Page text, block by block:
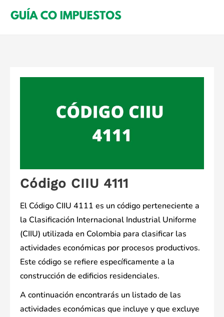
Código CIIU 4111
El Código CIIU 4111 es un código perteneciente a
la Clasificación Internacional Industrial Uniforme
(CIIU) utilizada en Colombia para clasificar las
actividades económicas por procesos productivos.
Este código se refiere específicamente a la
construcción de edificios residenciales.
A continuación encontrarás un listado de las
actividades económicas que incluye y que excluye